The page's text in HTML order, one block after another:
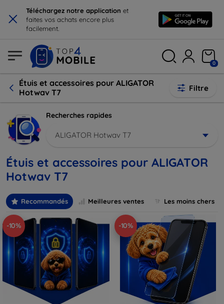
× Téléchargez notre application et
faites vos achats encore plus
facilement.
0
Étuis et accessoires pour ALIGATOR
Hotwav T7
Filtre
Recherches rapides
ALIGATOR Hotwav T7
Étuis et accessoires pour ALIGATOR
Hotwav T7
Recommandés Meilleures ventes Les moins chers
-10% -10%